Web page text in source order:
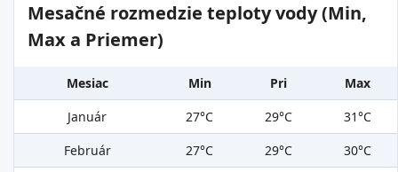
Mesačné rozmedzie teploty vody (Min,
Max a Priemer)
Mesiac Min Pri
Max
Január
27°C 29°C
31°C
Február
27°C 29°C
30°C